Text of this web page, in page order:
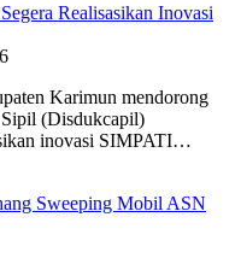
Realisasikan Inovasi
Karimun mendorong
Sipil (Disdukcapil)
inovasi SIMPATI…
Sweeping Mobil ASN